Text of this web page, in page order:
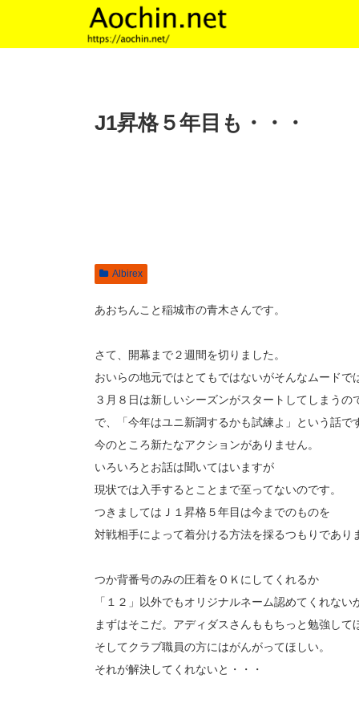
J1昇格５年目も・・・
Albirex
あおちんこと稲城市の青木さんです。
さて、開幕まで２週間を切りました。
おいらの地元ではとてもではないがそんなムードで
３月８日は新しいシーズンがスタートしてしまうの
で、「今年はユニ新調するかも試練よ」という話で
今のところ新たなアクションがありません。
いろいろとお話は聞いてはいますが
現状では入手するとことまで至ってないのです。
つきましてはＪ１昇格５年目は今までのものを
対戦相手によって着分ける方法を採るつもりであり
つか背番号のみの圧着をＯＫにしてくれるか
「１２」以外でもオリジナルネーム認めてくれない
まずはそこだ。アディダスさんももちっと勉強して
そしてクラブ職員の方にはがんがってほしい。
それが解決してくれないと・・・